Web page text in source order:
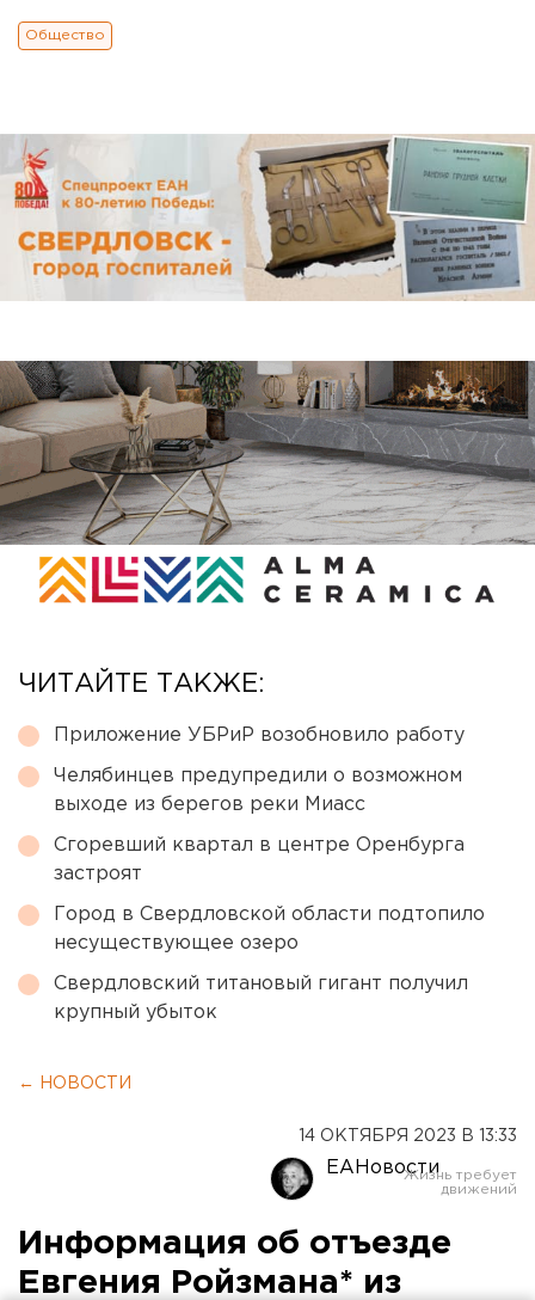
Общество
ЧИТАЙТЕ ТАКЖЕ:
Приложение УБРиР возобновило работу
Челябинцев предупредили о возможном
выходе из берегов реки Миасс
Сгоревший квартал в центре Оренбурга
застроят
Город в Свердловской области подтопило
несуществующее озеро
Свердловский титановый гигант получил
крупный убыток
← НОВОСТИ
14 ОКТЯБРЯ 2023 В 13:33
ЕАНовости
Информация об отъезде
Евгения Ройзмана* из